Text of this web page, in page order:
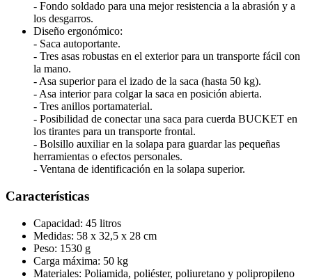
- Fondo soldado para una mejor resistencia a la abrasión y a
los desgarros.
Diseño ergonómico:
- Saca autoportante.
- Tres asas robustas en el exterior para un transporte fácil con
la mano.
- Asa superior para el izado de la saca (hasta 50 kg).
- Asa interior para colgar la saca en posición abierta.
- Tres anillos portamaterial.
- Posibilidad de conectar una saca para cuerda BUCKET en
los tirantes para un transporte frontal.
- Bolsillo auxiliar en la solapa para guardar las pequeñas
herramientas o efectos personales.
- Ventana de identificación en la solapa superior.
Características
Capacidad: 45 litros
Medidas: 58 x 32,5 x 28 cm
Peso: 1530 g
Carga máxima: 50 kg
Materiales: Poliamida, poliéster, poliuretano y polipropileno